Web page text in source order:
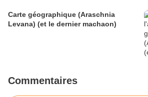
Carte géographique (Araschnia
Levana) (et le dernier machaon)
Commentaires